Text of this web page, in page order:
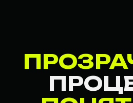
Создаём все необходимые
инструменты:сайт, соцсети,
карты, SEO-структуру
и единый визуал бренда
ИНСТРУМЕНТОВ